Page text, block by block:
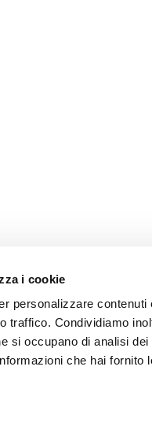
i cookie
personalizzare
traffico. Condividiamo
si occupano di analisi
che hai fornito
care
Spedizioni